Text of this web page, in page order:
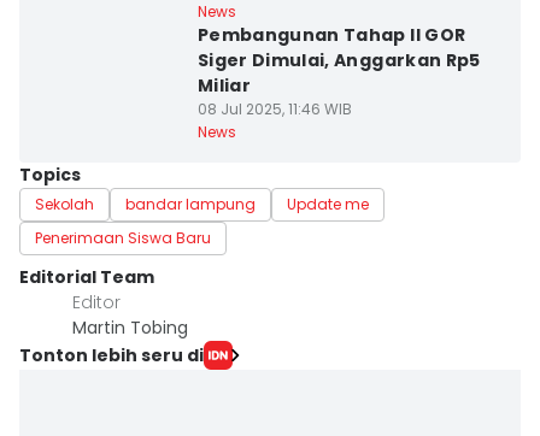
News
Pembangunan Tahap II GOR
Siger Dimulai, Anggarkan Rp5
Miliar
08 Jul 2025, 11:46 WIB
News
Topics
Sekolah bandar lampung
Update me
Penerimaan Siswa Baru
Editorial Team
Editor
Martin Tobing
Tonton lebih seru di